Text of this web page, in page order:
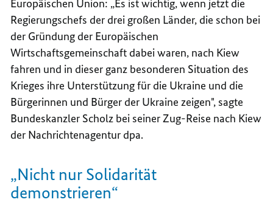
Europäischen Union: „Es ist wichtig, wenn jetzt die
Regierungschefs der drei großen Länder, die schon bei
der Gründung der Europäischen
Wirtschaftsgemeinschaft dabei waren, nach Kiew
fahren und in dieser ganz besonderen Situation des
Krieges ihre Unterstützung für die Ukraine und die
Bürgerinnen und Bürger der Ukraine zeigen", sagte
Bundeskanzler Scholz bei seiner Zug-Reise nach Kiew
der Nachrichtenagentur dpa.
„Nicht nur Solidarität
demonstrieren“